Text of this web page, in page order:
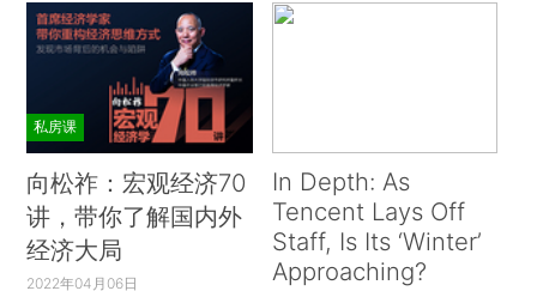
私房课
向松祚：宏观经济70
讲，带你了解国内外
经济大局
2022年04月06日
In Depth: As
Tencent Lays Off
Staff, Is Its ‘Winter’
Approaching?